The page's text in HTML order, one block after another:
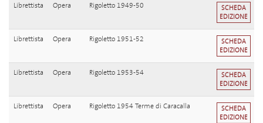
Librettista Opera Rigoletto 1949-50
SCHEDA
EDIZIONE
Librettista Opera Rigoletto 1951-52
SCHEDA
EDIZIONE
Librettista Opera Rigoletto 1953-54
SCHEDA
EDIZIONE
Librettista Opera Rigoletto 1954 Terme di Caracalla
SCHEDA
EDIZIONE